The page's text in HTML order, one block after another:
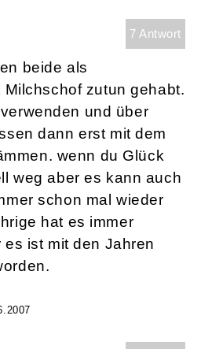
7 Antwort
beide als
zutun gehabt.
und über
dann erst mit dem
wenn du Glück
weg aber es kann auch
schon mal wieder
hat es immer
ist mit den Jahren